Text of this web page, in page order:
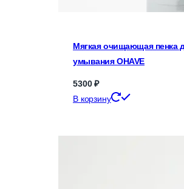
Мягкая очищающая пенка
умывания OHAVE
5300₽
В корзину